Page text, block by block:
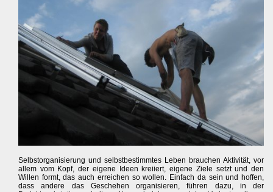
Selbstorganisierung und selbstbestimmtes Leben brauchen Aktivität, vor
allem vom Kopf, der eigene Ideen kreiiert, eigene Ziele setzt und den
Willen formt, das auch erreichen so wollen. Einfach da sein und hoffen,
dass andere das Geschehen organisieren, führen dazu, in der